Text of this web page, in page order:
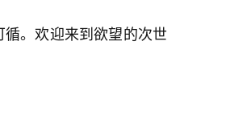
。欢迎来到欲望的次世